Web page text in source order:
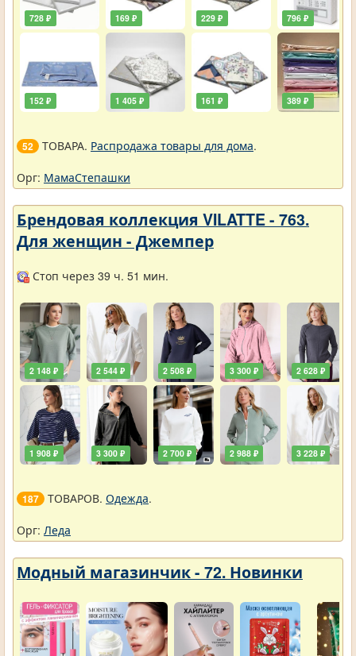
728 ₽
152 ₽
169 ₽
1 405 ₽
229 ₽
161 ₽
796 ₽
389 ₽
52 ТОВАРА. Распродажа товары для дома.
Орг: МамаСтепашки
Брендовая коллекция VILATTE - 763.
Для женщин - Джемпер
Стоп через 39 ч. 51 мин.
2 148 ₽
1 908 ₽
2 544 ₽
3 300 ₽
2 508 ₽
2 700 ₽
3 300 ₽
2 988 ₽
2 628 ₽
3 228 ₽
187 ТОВАРОВ. Одежда.
Орг: Леда
Модный магазинчик - 72. Новинки